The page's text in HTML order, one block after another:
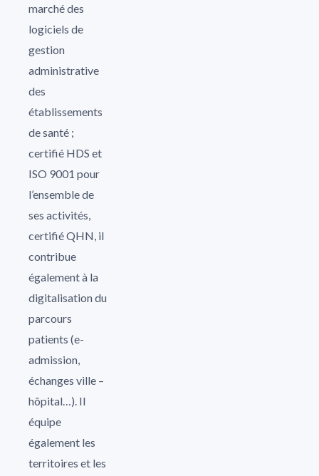
marché des
logiciels de
gestion
administrative
des
établissements
de santé ;
certifié HDS et
ISO 9001 pour
l’ensemble de
ses activités,
certifié QHN, il
contribue
également à la
digitalisation du
parcours
patients (e-
admission,
échanges ville –
hôpital…). Il
équipe
également les
territoires et les